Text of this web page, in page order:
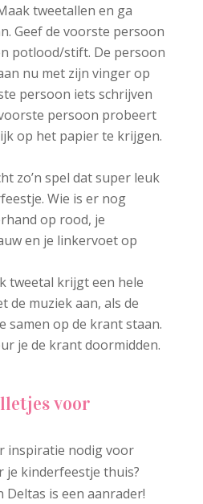
tweetallen en ga
Geef de voorste persoon
potlood/stift. De persoon
nu met zijn vinger op
persoon iets schrijven
persoon probeert
op het papier te krijgen.
zo’n spel dat super leuk
Wie is er nog
op rood, je
en je linkervoet op
tweetal krijgt een hele
de muziek aan, als de
samen op de krant staan.
je de krant doormidden.
voor
inspiratie nodig voor
je kinderfeestje thuis?
Deltas is een aanrader!